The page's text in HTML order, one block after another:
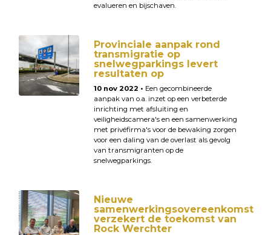
evalueren en bijschaven.
Provinciale aanpak rond
transmigratie op
snelwegparkings levert
resultaten op
10 nov 2022 • Een gecombineerde
aanpak van o.a. inzet op een verbeterde
inrichting met afsluiting en
veiligheidscamera's en een samenwerking
met privéfirma's voor de bewaking zorgen
voor een daling van de overlast als gevolg
van transmigranten op de
snelwegparkings.
Nieuwe
samenwerkingsovereenkomst
verzekert de toekomst van
Rock Werchter